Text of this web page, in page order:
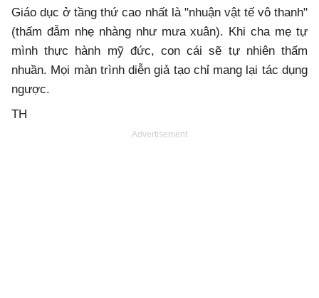
Giáo dục ở tầng thứ cao nhất là "nhuận vật tế vô thanh"
(thấm đẫm nhẹ nhàng như mưa xuân). Khi cha mẹ tự
mình thực hành mỹ đức, con cái sẽ tự nhiên thấm
nhuần. Mọi màn trình diễn giả tạo chỉ mang lại tác dụng
ngược.
TH
Advertisement